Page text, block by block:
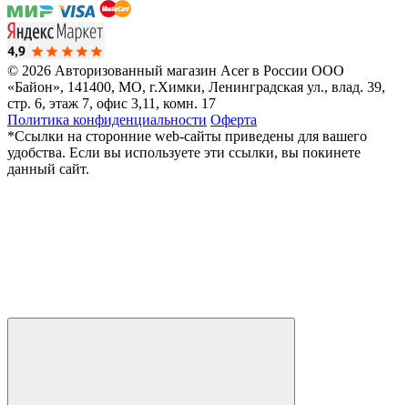
© 2026 Авторизованный магазин Acer в России ООО
«Байон», 141400, МО, г.Химки, Ленинградская ул., влад. 39,
стр. 6, этаж 7, офис 3,11, комн. 17
Политика конфиденциальности Оферта
*Ссылки на сторонние web-сайты приведены для вашего
удобства. Если вы используете эти ссылки, вы покинете
данный сайт.